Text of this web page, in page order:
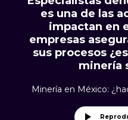
es una de las
impactan en
empresas
sus procesos
minería
Minería en México: